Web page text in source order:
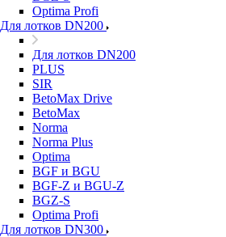
Optima Profi
Для лотков DN200
Для лотков DN200
PLUS
SIR
BetoMax Drive
BetoMax
Norma
Norma Plus
Optima
BGF и BGU
BGF-Z и BGU-Z
BGZ-S
Optima Profi
Для лотков DN300